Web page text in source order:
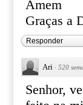
Amem
Graças a
Responder
Ari · 520
Senhor,